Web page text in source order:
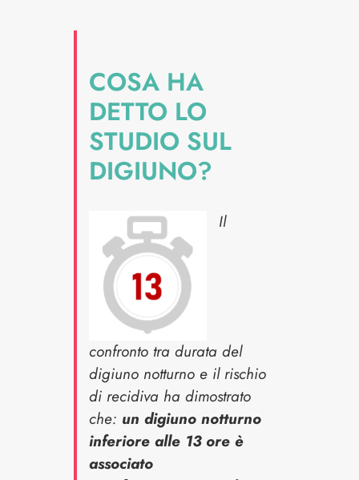
COSA HA
DETTO LO
STUDIO SUL
DIGIUNO?
Il
confronto tra durata del
digiuno notturno e il rischio
di recidiva ha dimostrato
che: un digiuno notturno
inferiore alle 13 ore è
associato